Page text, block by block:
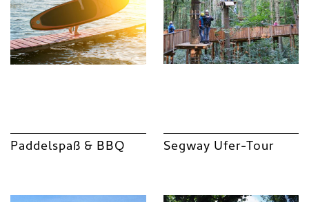
Paddelspaß & BBQ Segway Ufer-Tour